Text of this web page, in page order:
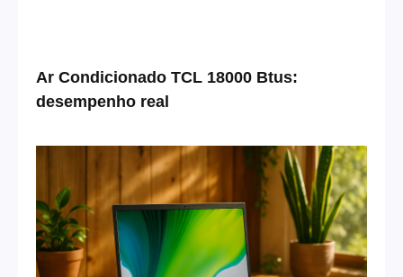
Ar Condicionado TCL 18000 Btus:
desempenho real